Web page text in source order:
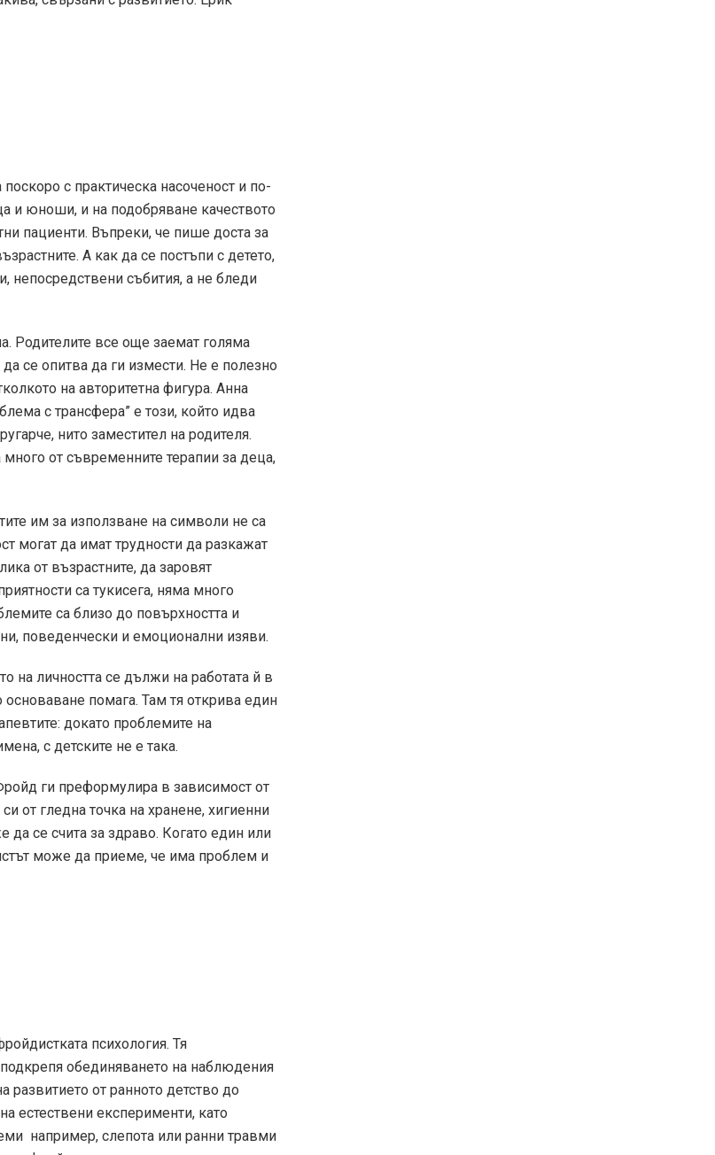
с практическа насоченост и по­
и юноши, и на подобряване качеството
пациенти. Въпреки, че пише доста за
А как да се постъпи с детето,
непосредствени събития, а не бледи
Родителите все още заемат голяма
се опитва да ги измести. Не е полезно
на авторитетна фигура. Анна
с трансфера” е този, който идва
нито заместител на родителя.
от съвременните терапии за деца,
им за използване на символи не са
могат да имат трудности да разкажат
от възрастните, да заровят
са тук­и­сега, няма много
са близо до повърхността и
поведенчески и емоционални изяви.
на личността се дължи на работата й в
основаване помага. Там тя открива един
докато проблемите на
с детските не е така.
ги преформулира в зависимост от
от гледна точка на хранене, хигиенни
да се счита за здраво. Когато един или
може да приеме, че има проблем и
психология. Тя
обединяването на наблюдения
развитието от ранното детство до
естествени експерименти, като
например, слепота или ранни травми